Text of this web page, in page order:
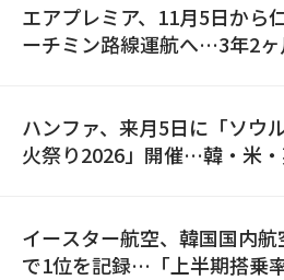
エアプレミア、11月5日から
ーチミン路線運航へ…3年2ヶ
ハンファ、来月5日に「ソウ
火祭り2026」開催…韓・米
イースター航空、韓国国内航
で1位を記録…「上半期搭乗